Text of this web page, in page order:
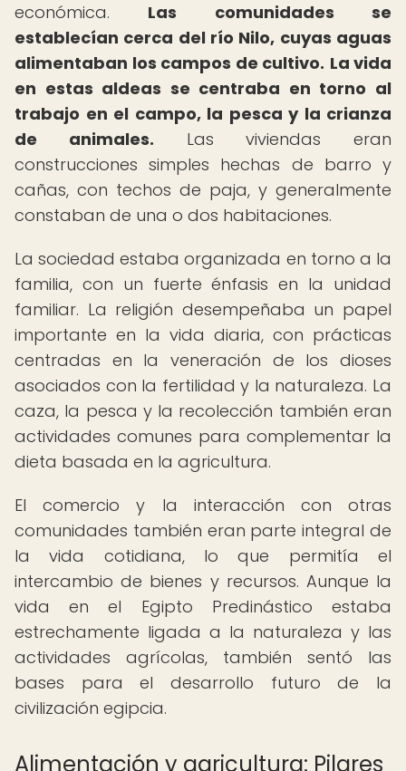
económica. Las comunidades se
establecían cerca del río Nilo, cuyas aguas
alimentaban los campos de cultivo. La vida
en estas aldeas se centraba en torno al
trabajo en el campo, la pesca y la crianza
de animales. Las viviendas eran
construcciones simples hechas de barro y
cañas, con techos de paja, y generalmente
constaban de una o dos habitaciones.
La sociedad estaba organizada en torno a la
familia, con un fuerte énfasis en la unidad
familiar. La religión desempeñaba un papel
importante en la vida diaria, con prácticas
centradas en la veneración de los dioses
asociados con la fertilidad y la naturaleza. La
caza, la pesca y la recolección también eran
actividades comunes para complementar la
dieta basada en la agricultura.
El comercio y la interacción con otras
comunidades también eran parte integral de
la vida cotidiana, lo que permitía el
intercambio de bienes y recursos. Aunque la
vida en el Egipto Predinástico estaba
estrechamente ligada a la naturaleza y las
actividades agrícolas, también sentó las
bases para el desarrollo futuro de la
civilización egipcia.
Alimentación y agricultura: Pilares